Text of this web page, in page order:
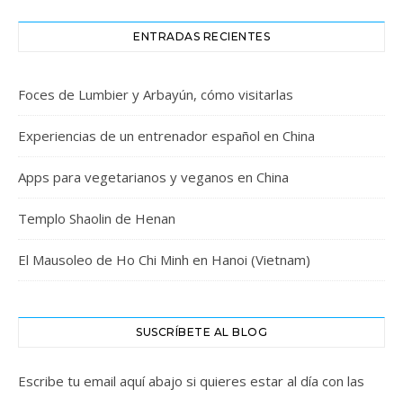
ENTRADAS RECIENTES
Foces de Lumbier y Arbayún, cómo visitarlas
Experiencias de un entrenador español en China
Apps para vegetarianos y veganos en China
Templo Shaolin de Henan
El Mausoleo de Ho Chi Minh en Hanoi (Vietnam)
SUSCRÍBETE AL BLOG
Escribe tu email aquí abajo si quieres estar al día con las